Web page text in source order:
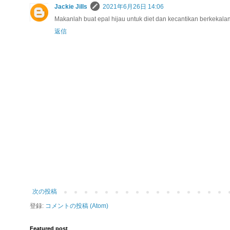
Jackie Jills
2021年6月26日 14:06
Makanlah buat epal hijau untuk diet dan kecantikan
返信
次の投稿
登録: コメントの投稿 (Atom)
Featured post